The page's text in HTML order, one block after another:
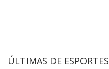
ÚLTIMAS DE ESPORTES